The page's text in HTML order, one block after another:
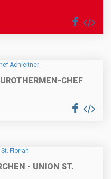
CHEF
- UNION ST.